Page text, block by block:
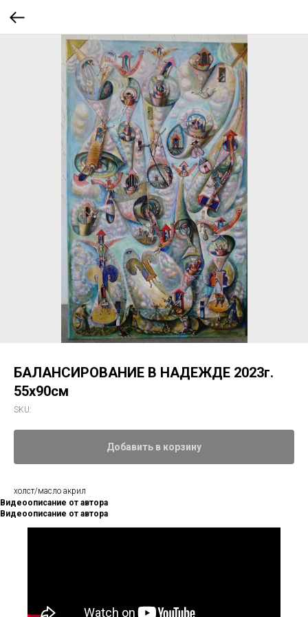
БАЛАНСИРОВАНИЕ В НАДЕЖДЕ 2023г.
55х90см
SKU:
Добавить в корзину
холст/масло акрил
Видеоописание от автора
Видеоописание от автора